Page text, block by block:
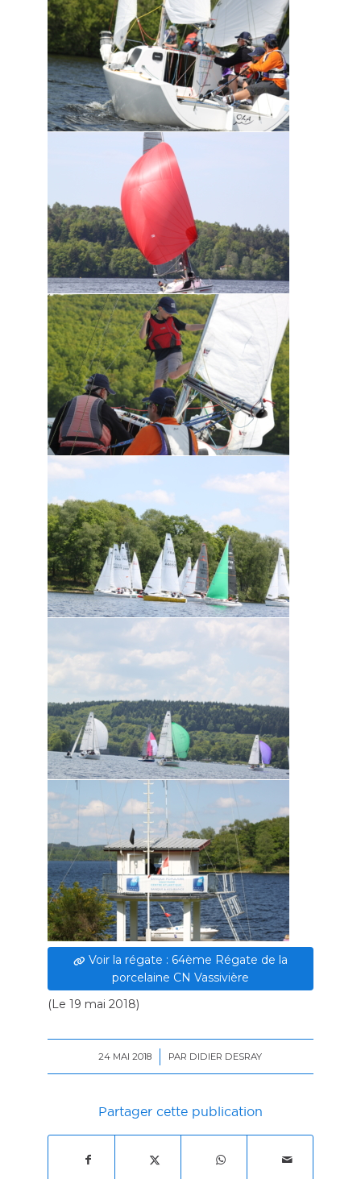
Voir la régate : 64ème Régate de la
porcelaine CN Vassivière
(Le 19 mai 2018)
24 MAI 2018
/ PAR DIDIER DESRAY
Partager cette publication